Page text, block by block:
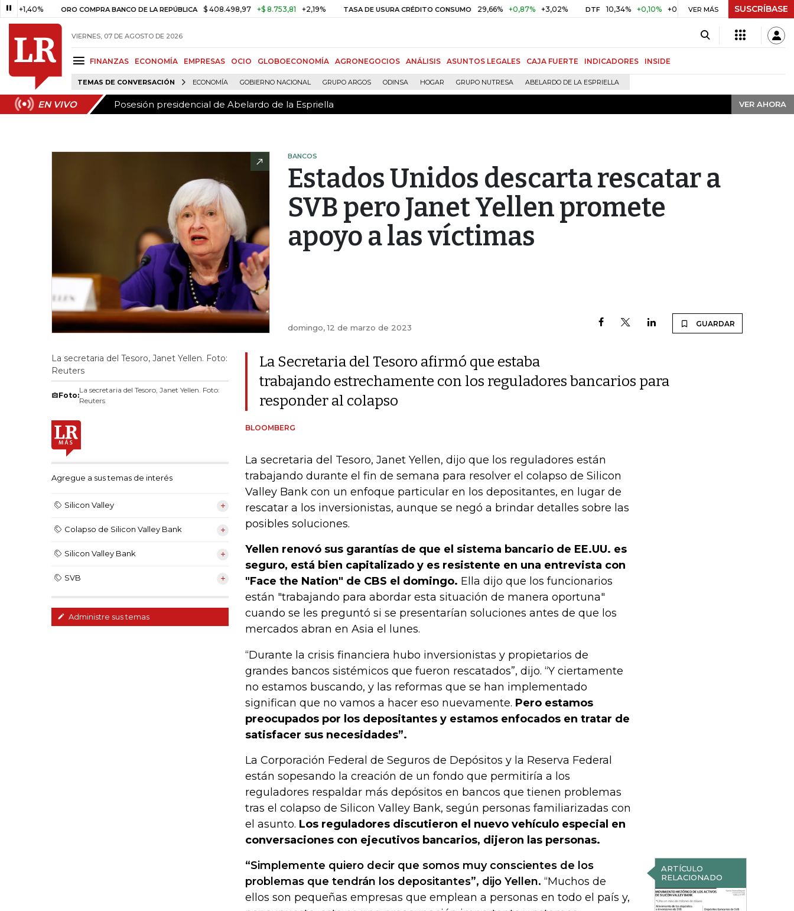
ORO COMPRA BANCO DE LA REPÚBLICA $ 408.498,97 +$ 8.753,81 +2,19% TASA DE USURA CRÉDITO CONSUMO 29,66% +0,87% +3,02% DTF 10,34% +0,10% +0,98% UVR $ 416,91 +$ 0,05 +0,01%
VER MÁS SUSCRÍBASE
VIERNES, 07 DE AGOSTO DE 2026
FINANZAS ECONOMÍA EMPRESAS OCIO GLOBOECONOMÍA AGRONEGOCIOS ANÁLISIS ASUNTOS LEGALES CAJA FUERTE INDICADORES INSIDE
TEMAS DE CONVERSACIÓN ECONOMÍA GOBIERNO NACIONAL GRUPO ARGOS ODINSA HOGAR GRUPO NUTRESA ABELARDO DE LA ESPRIELLA
EN VIVO Posesión presidencial de Abelardo de la Espriella VER AHORA
EN VIVO Posesión presidencial de Abelardo de la Espriella VER AHORA
BANCOS
Estados Unidos descarta rescatar a
SVB pero Janet Yellen promete
apoyo a las víctimas
domingo, 12 de marzo de 2023 GUARDAR
La secretaria del Tesoro, Janet Yellen. Foto:
Reuters
Foto:
La secretaria del Tesoro, Janet Yellen. Foto:
Reuters
Agregue a sus temas de interés
Silicon Valley
Colapso de Silicon Valley Bank
Silicon Valley Bank
SVB
Administre sus temas
La Secretaria del Tesoro afirmó que estaba
trabajando estrechamente con los reguladores bancarios para
responder al colapso
BLOOMBERG
La secretaria del Tesoro, Janet Yellen, dijo que los reguladores están
trabajando durante el fin de semana para resolver el colapso de Silicon
Valley Bank con un enfoque particular en los depositantes, en lugar de
rescatar a los inversionistas, aunque se negó a brindar detalles sobre las
posibles soluciones.
Yellen renovó sus garantías de que el sistema bancario de EE.UU. es
seguro, está bien capitalizado y es resistente en una entrevista con
"Face the Nation" de CBS el domingo. Ella dijo que los funcionarios
están "trabajando para abordar esta situación de manera oportuna"
cuando se les preguntó si se presentarían soluciones antes de que los
mercados abran en Asia el lunes.
“Durante la crisis financiera hubo inversionistas y propietarios de
grandes bancos sistémicos que fueron rescatados”, dijo. “Y ciertamente
no estamos buscando, y las reformas que se han implementado
significan que no vamos a hacer eso nuevamente. Pero estamos
preocupados por los depositantes y estamos enfocados en tratar de
satisfacer sus necesidades”.
La Corporación Federal de Seguros de Depósitos y la Reserva Federal
están sopesando la creación de un fondo que permitiría a los
reguladores respaldar más depósitos en bancos que tienen problemas
tras el colapso de Silicon Valley Bank, según personas familiarizadas con
el asunto. Los reguladores discutieron el nuevo vehículo especial en
conversaciones con ejecutivos bancarios, dijeron las personas.
ARTÍCULO
RELACIONADO
“Simplemente quiero decir que somos muy conscientes de los
problemas que tendrán los depositantes”, dijo Yellen. “Muchos de
ellos son pequeñas empresas que emplean a personas en todo el país y,